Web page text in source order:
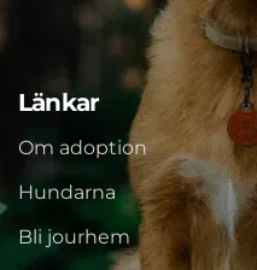
Länkar
Om adoption
Hundarna
Bli jourhem